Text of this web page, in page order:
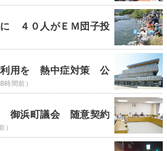
４０人がＥＭ団子投
利用を 熱中症対策 公
8時間前）
御浜町議会 随意契約
）